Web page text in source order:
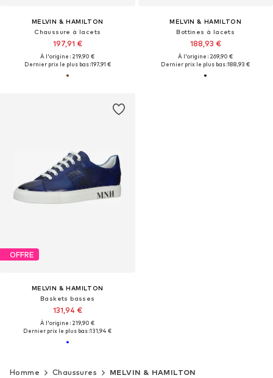
MELVIN & HAMILTON
Chaussure à lacets
197,91 €
À l'origine : 219,90 €
Dernier prix le plus bas :197,91 €
MELVIN & HAMILTON
Bottines à lacets
188,93 €
À l'origine : 269,90 €
Dernier prix le plus bas :188,93 €
OFFRE
MELVIN & HAMILTON
Baskets basses
131,94 €
À l'origine : 219,90 €
Dernier prix le plus bas :131,94 €
Homme Chaussures MELVIN & HAMILTON